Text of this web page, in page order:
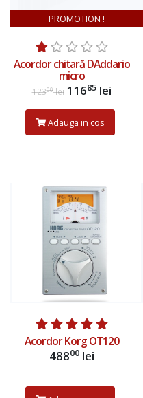
PROMOTION !
Acordor chitară DAddario
micro
12300lei 11685lei
Adauga in cos
Acordor Korg OT120
48800lei